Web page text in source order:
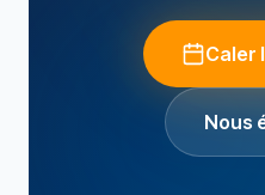
Caler
Nous